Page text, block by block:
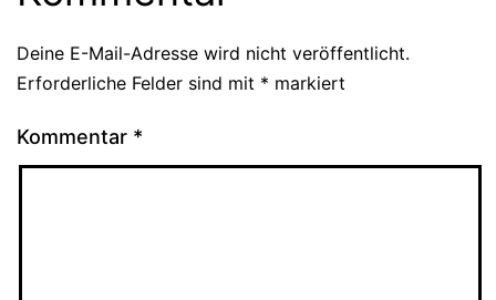
Deine E-Mail-Adresse wird nicht veröffentlicht.
Erforderliche Felder sind mit * markiert
Kommentar *